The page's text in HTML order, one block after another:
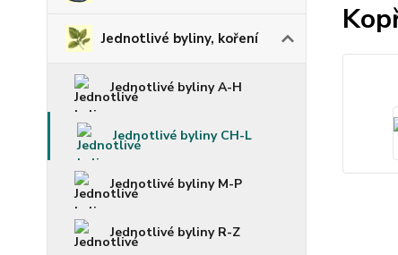
Jednotlivé byliny, koření
Jednotlivé byliny A-H
Jednotlivé byliny CH-L
Jednotlivé byliny M-P
Jednotlivé byliny R-Z